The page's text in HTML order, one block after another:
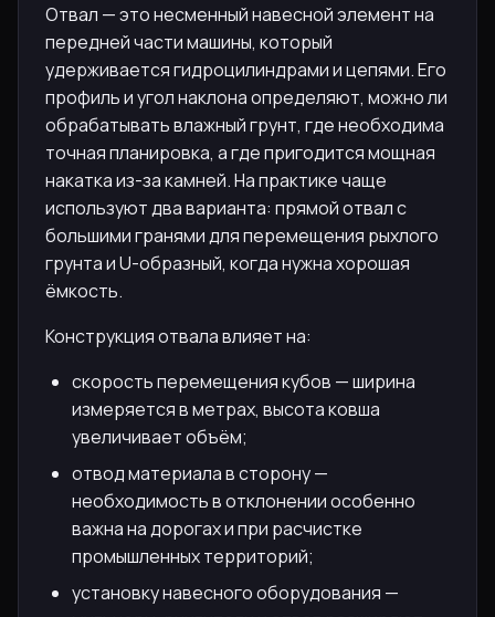
Отвал — это несменный навесной элемент на
передней части машины, который
удерживается гидроцилиндрами и цепями. Его
профиль и угол наклона определяют, можно ли
обрабатывать влажный грунт, где необходима
точная планировка, а где пригодится мощная
накатка из-за камней. На практике чаще
используют два варианта: прямой отвал с
большими гранями для перемещения рыхлого
грунта и U-образный, когда нужна хорошая
ёмкость.
Конструкция отвала влияет на:
скорость перемещения кубов — ширина
измеряется в метрах, высота ковша
увеличивает объём;
отвод материала в сторону —
необходимость в отклонении особенно
важна на дорогах и при расчистке
промышленных территорий;
установку навесного оборудования —